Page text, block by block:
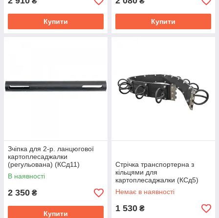
Купити Купити
Зчіпка для 2-р. ланцюгової
картоплесаджалки
(регульована) (КСд11)
В наявності
2 350 ₴
Купити
Стрічка транспортерна з
кільцями для
картоплесаджалки (КСд5)
Немає в наявності
1 530 ₴